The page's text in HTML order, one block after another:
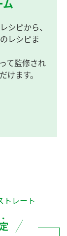
ム
シピから、
レシピま
て監修され
けます。
トレート